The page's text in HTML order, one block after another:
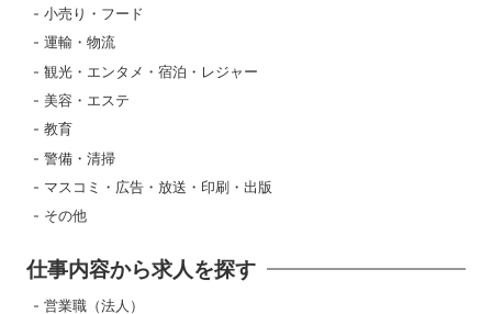
小売り・フード
運輸・物流
観光・エンタメ・宿泊・レジャー
美容・エステ
教育
警備・清掃
マスコミ・広告・放送・印刷・出版
その他
仕事内容から求人を探す
営業職（法人）